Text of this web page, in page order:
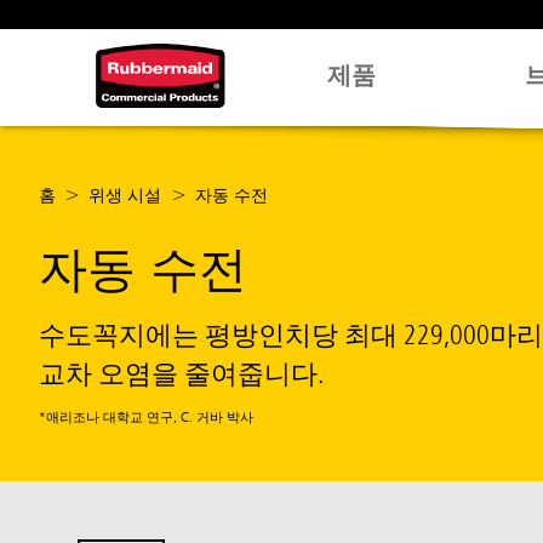
제품
홈 위생 시설 자동 수전
자동 수전
수도꼭지에는 평방인치당 최대 229,000마
교차 오염을 줄여줍니다.
*애리조나 대학교 연구, C. 거바 박사